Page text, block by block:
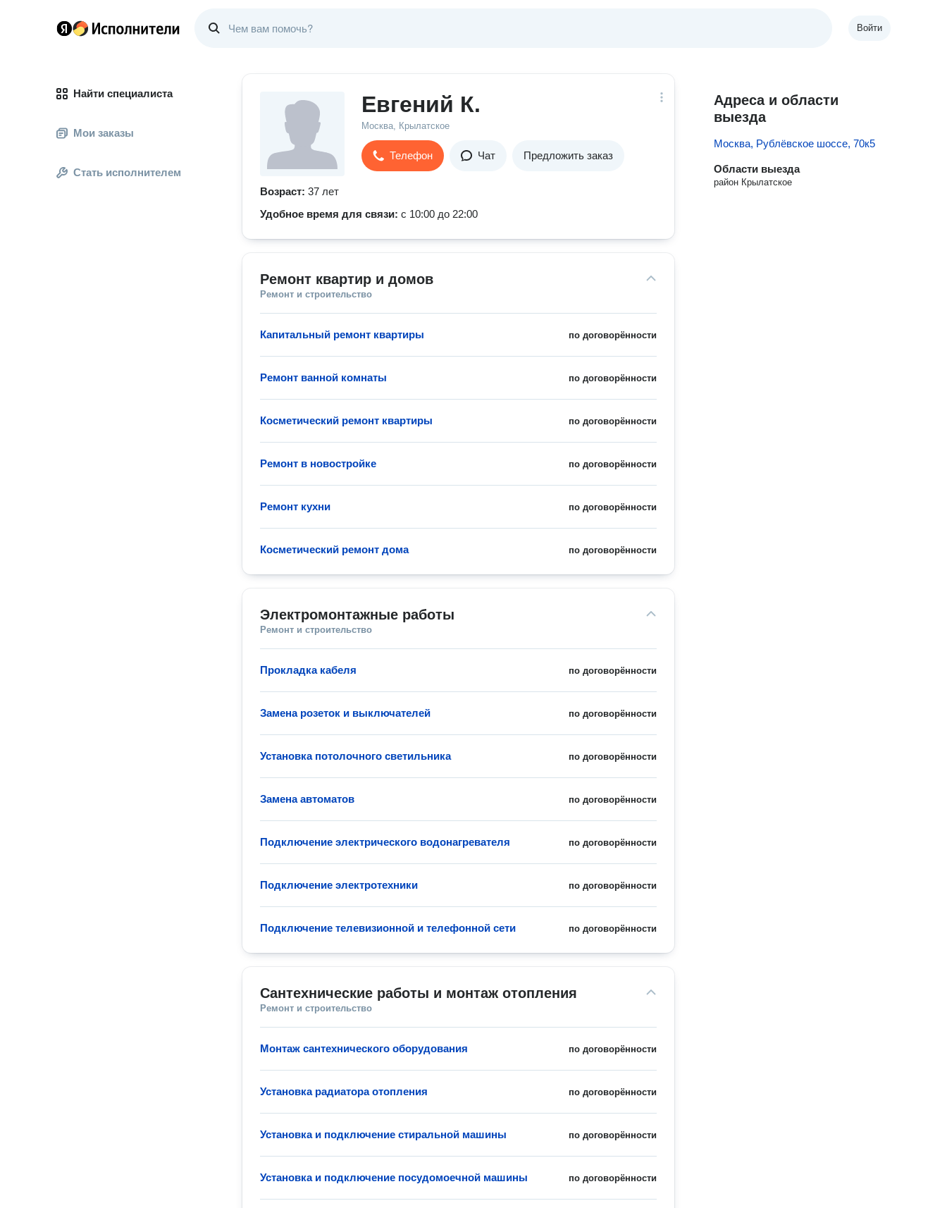
Войти
Найти специалиста
Мои заказы
Стать исполнителем
Евгений К.
Москва, Крылатское
Телефон Чат Предложить заказ
Возраст: 37 лет
Удобное время для связи: с 10:00 до 22:00
Ремонт квартир и домов
Ремонт и строительство
по договорённости
Капитальный ремонт квартиры
по договорённости
Ремонт ванной комнаты
по договорённости
Косметический ремонт квартиры
по договорённости
Ремонт в новостройке
по договорённости
Ремонт кухни
по договорённости
Косметический ремонт дома
Электромонтажные работы
Ремонт и строительство
по договорённости
Прокладка кабеля
по договорённости
Замена розеток и выключателей
по договорённости
Установка потолочного светильника
по договорённости
Замена автоматов
по договорённости
Подключение электрического водонагревателя
по договорённости
Подключение электротехники
по договорённости
Подключение телевизионной и телефонной сети
Сантехнические работы и монтаж отопления
Ремонт и строительство
по договорённости
Монтаж сантехнического оборудования
по договорённости
Установка радиатора отопления
по договорённости
Установка и подключение стиральной машины
по договорённости
Установка и подключение посудомоечной машины
Адреса и области
выезда
Москва, Рублёвское шоссе, 70к5
Области выезда
район Крылатское